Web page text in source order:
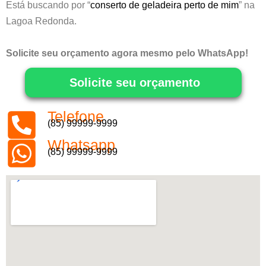
Está buscando por “conserto de geladeira perto de mim” na
Lagoa Redonda.
Solicite seu orçamento agora mesmo pelo WhatsApp!
Solicite seu orçamento
Telefone
(85) 99999-9999
Whatsapp
(85) 99999-9999